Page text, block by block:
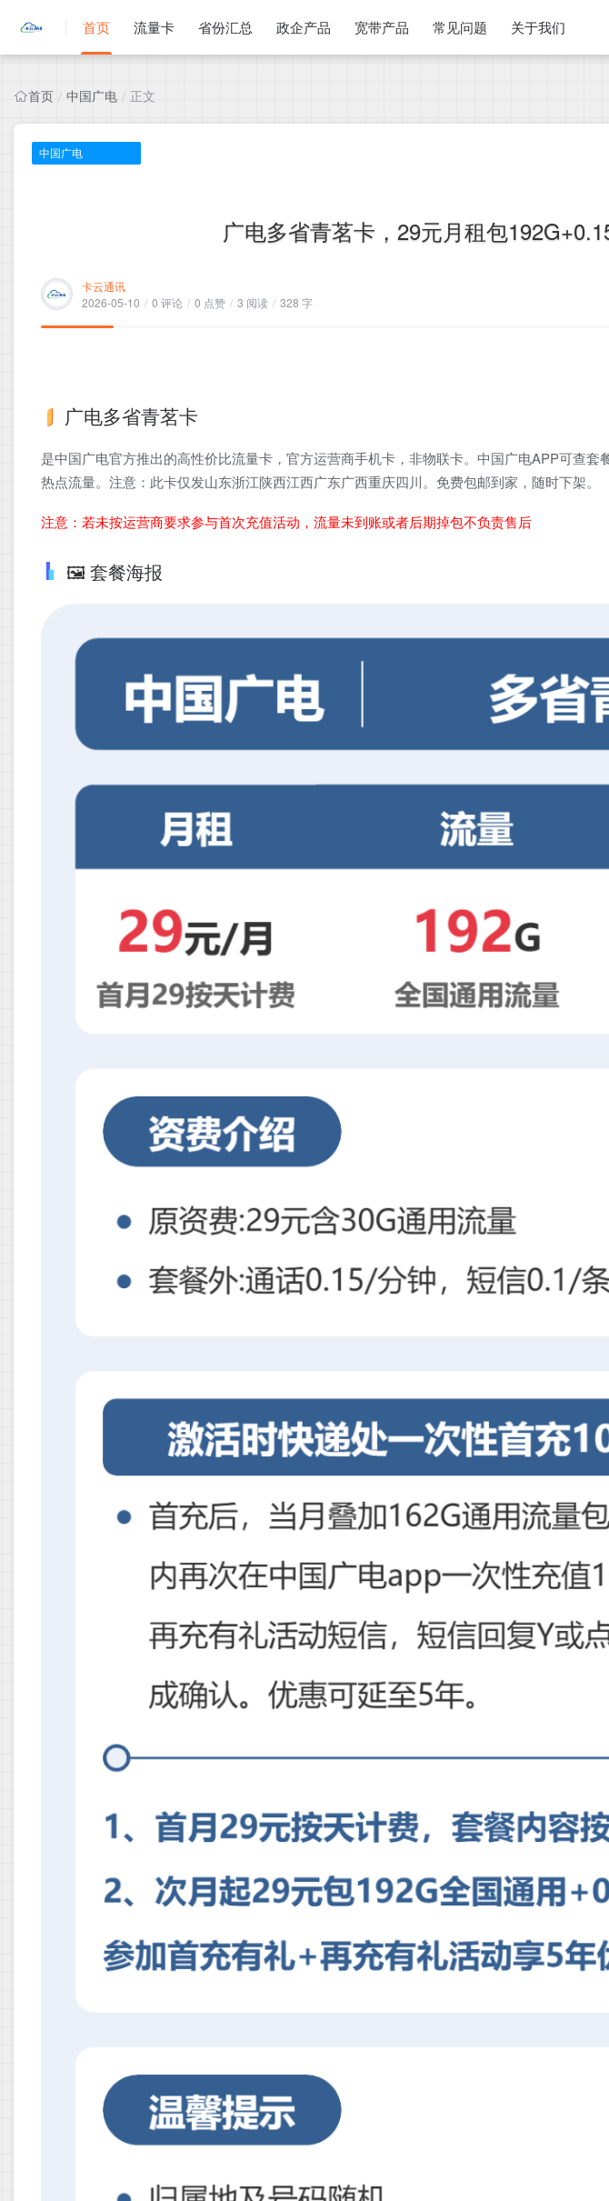
首页 流量卡 省份汇总 政企产品 宽带产品 常见问题 关于我们
首页 / 中国广电 / 正文
中国广电
广电多省青茗卡，29元月租包
卡云通讯
2026-05-10 / 0 评论 / 0 点赞 / 3 阅读 / 328 字
广电多省青茗卡
是中国广电官方推出的高性价比流量卡，官方运营商手机卡，非物联卡。中国广电APP可查
热点流量。注意：此卡仅发山东浙江陕西江西广东广西重庆四川。免费包邮到家，随时下架。
注意：若未按运营商要求参与首次充值活动，流量未到账或者后期掉包不负责售后
🖼️ 套餐海报